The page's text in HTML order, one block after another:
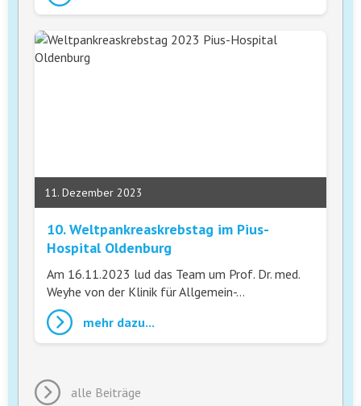
11. Dezember 2023
10. Weltpankreaskrebstag im Pius-
Hospital Oldenburg
Am 16.11.2023 lud das Team um Prof. Dr. med.
Weyhe von der Klinik für Allgemein-…
mehr dazu...
alle Beiträge